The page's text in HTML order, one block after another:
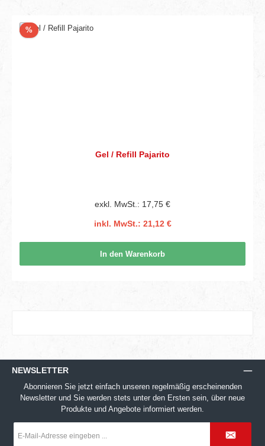
%Rabatt
Gel / Refill Pajarito
exkl. MwSt.: 17,75 €
inkl. MwSt.: 21,12 €
In den Warenkorb
NEWSLETTER
Abonnieren Sie jetzt einfach unseren regelmäßig erscheinenden
Newsletter und Sie werden stets unter den Ersten sein, über neue
Produkte und Angebote informiert werden.
Mail-